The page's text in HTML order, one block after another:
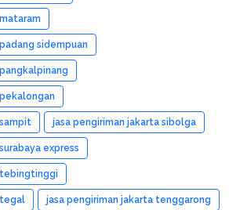
sidempuan
jasa pengiriman jakarta sibolga
express
tebingtinggi
tegal jasa pengiriman jakarta tenggarong